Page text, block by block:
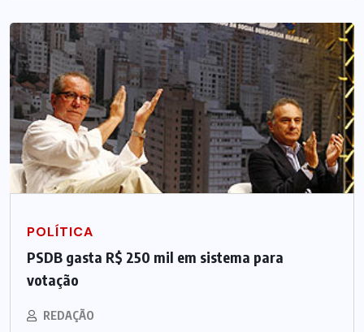
POLÍTICA
PSDB gasta R$ 250 mil em sistema para
votação
REDAÇÃO